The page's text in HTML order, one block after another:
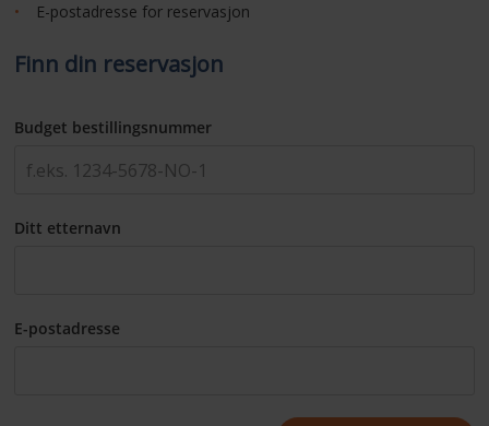
E-postadresse for reservasjon
Finn din reservasjon
Budget bestillingsnummer
Ditt etternavn
E-postadresse